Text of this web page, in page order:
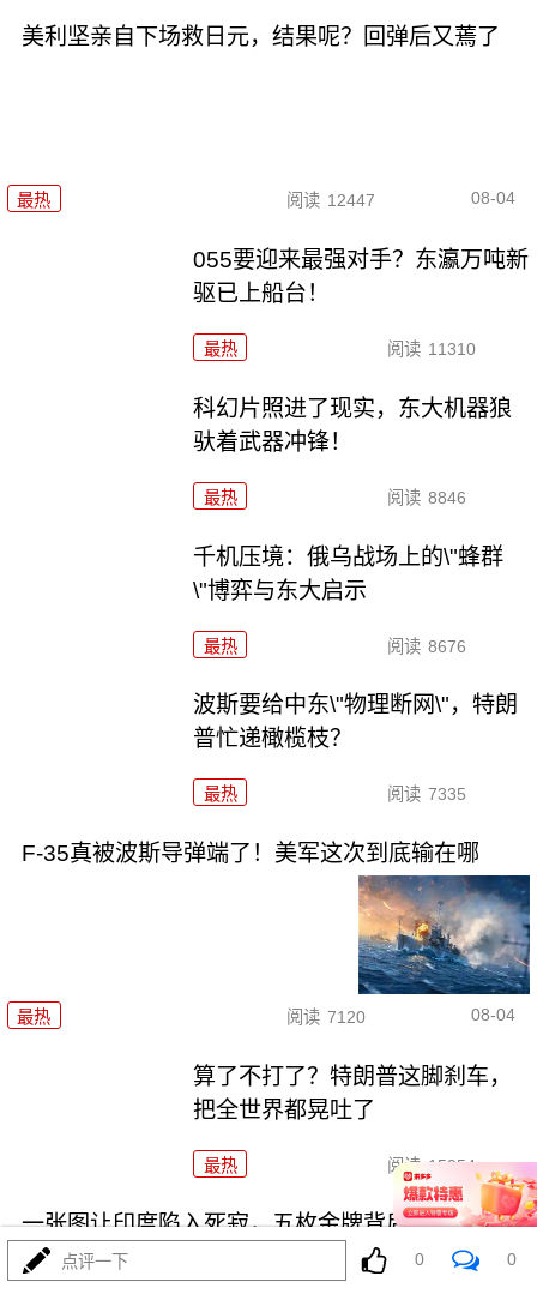
美利坚亲自下场救日元，结果呢？回弹后又蔫了
最热 阅读 12447 08-04
055要迎来最强对手？东瀛万吨新
驱已上船台！
最热 阅读 11310
科幻片照进了现实，东大机器狼
驮着武器冲锋！
最热 阅读 8846
千机压境：俄乌战场上的\"蜂群
\"博弈与东大启示
最热 阅读 8676
波斯要给中东\"物理断网\"，特朗
普忙递橄榄枝？
最热 阅读 7335
F-35真被波斯导弹端了！美军这次到底输在哪
最热 阅读 7120 08-04
算了不打了？特朗普这脚刹车，
把全世界都晃吐了
最热 阅读 15954
一张图让印度陷入死寂，五枚金牌背后的终极真相
点评一下 0 0